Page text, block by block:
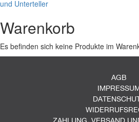
und Unterteller
Warenkorb
Es befinden sich keine Produkte im
AGB